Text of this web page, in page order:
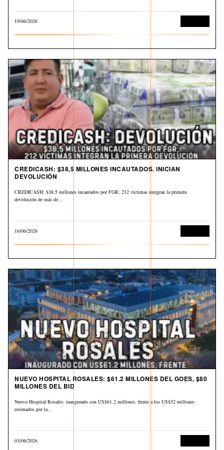
19/06/2026
CREDICASH: $38,5 MILLONES INCAUTADOS. INICIAN
DEVOLUCIÓN
CREDICASH: $38,5 millones incautados por FGR; 212 víctimas integran la primera
devolución de más de…
16/06/2026
NUEVO HOSPITAL ROSALES: $61.2 MILLONES DEL GOES, $80
MILLONES DEL BID
Nuevo Hospital Rosales: inaugurado con US$61.2 millones, frente a los US$52 millones
estimados por la…
03/06/2026